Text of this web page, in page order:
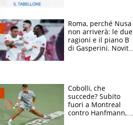
Roma, perché Nusa
non arriverà: le due
ragioni e il piano B
di Gasperini. Novità
Cobolli, che
succede? Subito
fuori a Montreal
contro Hanfmann,